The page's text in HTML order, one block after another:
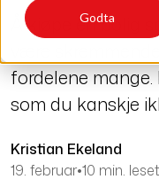
Godta
Å kjøpe en bolig
fordelene
som du kanskje
Kristian Ekeland
19. februar•10 min.